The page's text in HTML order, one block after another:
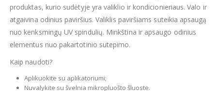
produktas, kurio sudėtyje yra valiklio ir kondicionieriaus. Valo ir
atgaivina odinius paviršius. Valiklis paviršiams suteikia apsaugą
nuo kenksmingų UV spindulių. Minkština ir apsaugo odinius
elementus nuo pakartotinio sutepimo.
Kaip naudoti?
Aplikuokite su aplikatoriumi;
Nuvalykite su švelnia mikropluošto šluoste.